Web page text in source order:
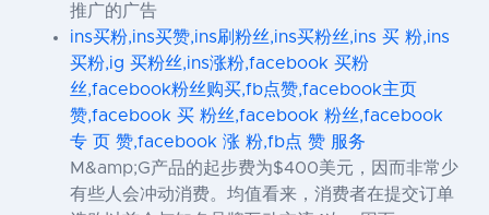
推广的广告
ins买粉,ins买赞,ins刷粉丝,ins买粉丝,ins 买 粉,ins
买粉,ig 买粉丝,ins涨粉,facebook 买粉
丝,facebook粉丝购买,fb点赞,facebook主页
赞,facebook 买 粉丝,facebook 粉丝,facebook
专 页 赞,facebook 涨 粉,fb点 赞 服务
M&amp;G产品的起步费为$400美元，因而非常少
有些人会冲动消费。均值看来，消费者在提交订单